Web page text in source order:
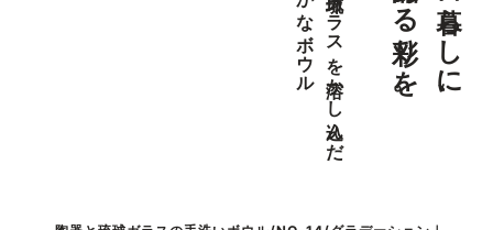
日々の暮らしに、
気品ある彩りを。
陶器に琉球ガラスを溶かし込んだ